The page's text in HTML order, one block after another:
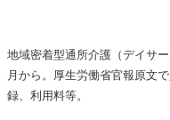
地域密着型通所介護（デイサ
月から。厚生労働省官報原文
録、利用料等。